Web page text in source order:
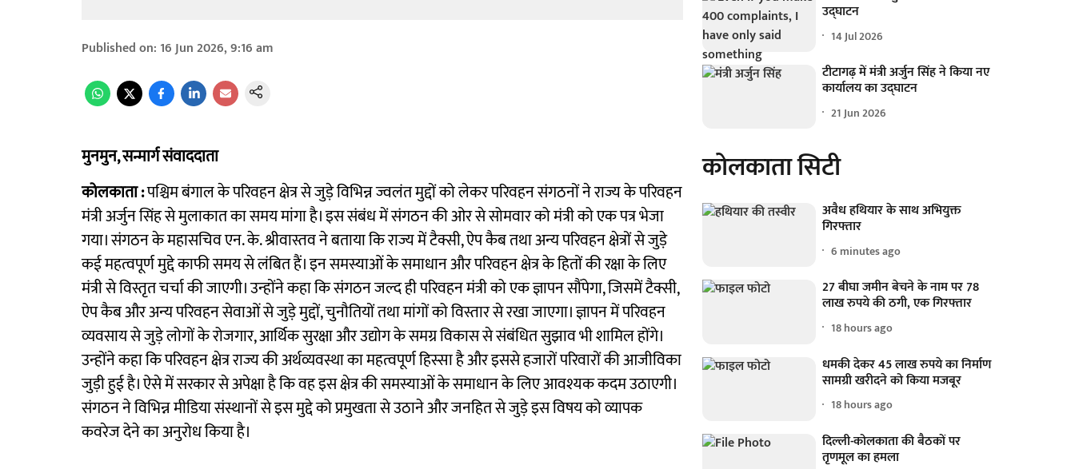
Published on: 16 Jun 2026, 9:16 am
मुनमुन, सन्मार्ग संवाददाता
कोलकाता :पश्चिम बंगाल के परिवहन क्षेत्र से जुड़े विभिन्न ज्वलंत मुद्दों को लेकर परिवहन संगठनों ने राज्य के परिवहन
मंत्री अर्जुन सिंह से मुलाकात का समय मांगा है। इस संबंध में संगठन की ओर से सोमवार को मंत्री को एक पत्र भेजा
गया। संगठन के महासचिव एन. के. श्रीवास्तव ने बताया कि राज्य में टैक्सी, ऐप कैब तथा अन्य परिवहन क्षेत्रों से जुड़े
कई महत्वपूर्ण मुद्दे काफी समय से लंबित हैं। इन समस्याओं के समाधान और परिवहन क्षेत्र के हितों की रक्षा के लिए
मंत्री से विस्तृत चर्चा की जाएगी। उन्होंने कहा कि संगठन जल्द ही परिवहन मंत्री को एक ज्ञापन सौंपेगा, जिसमें टैक्सी,
ऐप कैब और अन्य परिवहन सेवाओं से जुड़े मुद्दों, चुनौतियों तथा मांगों को विस्तार से रखा जाएगा। ज्ञापन में परिवहन
व्यवसाय से जुड़े लोगों के रोजगार, आर्थिक सुरक्षा और उद्योग के समग्र विकास से संबंधित सुझाव भी शामिल होंगे।
उन्होंने कहा कि परिवहन क्षेत्र राज्य की अर्थव्यवस्था का महत्वपूर्ण हिस्सा है और इससे हजारों परिवारों की आजीविका
जुड़ी हुई है। ऐसे में सरकार से अपेक्षा है कि वह इस क्षेत्र की समस्याओं के समाधान के लिए आवश्यक कदम उठाएगी।
संगठन ने विभिन्न मीडिया संस्थानों से इस मुद्दे को प्रमुखता से उठाने और जनहित से जुड़े इस विषय को व्यापक
कवरेज देने का अनुरोध किया है।
उद्घाटन
14 Jul 2026
टीटागढ़ में मंत्री अर्जुन सिंह ने किया नए
कार्यालय का उद्घाटन
21 Jun 2026
कोलकाता सिटी
अवैध हथियार के साथ अभियुक्त
गिरफ्तार
6 minutes ago
27 बीघा जमीन बेचने के नाम पर 78
लाख रुपये की ठगी, एक गिरफ्तार
18 hours ago
धमकी देकर 45 लाख रुपये का निर्माण
सामग्री खरीदने को किया मजबूर
18 hours ago
दिल्ली-कोलकाता की बैठकों पर
तृणमूल का हमला